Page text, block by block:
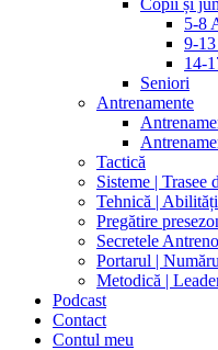
Copii și
5-8
9-
14-
Seniori
Antrenamente
Tactică
Sisteme | Trasee
Tehnică |
Pregătire
Secretele
Portarul |
Metodică |
Podcast
Contact
Contul meu